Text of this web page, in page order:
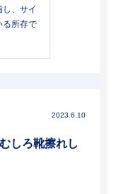
、サイ
る所存で
2023.6.10
しろ靴擦れし